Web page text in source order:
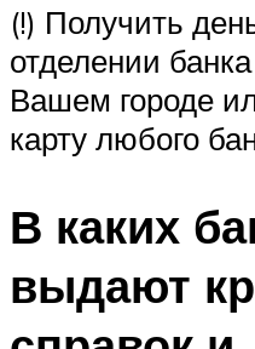
(!) Получить
отделении
Вашем городе
карту любого
В каких
выдают